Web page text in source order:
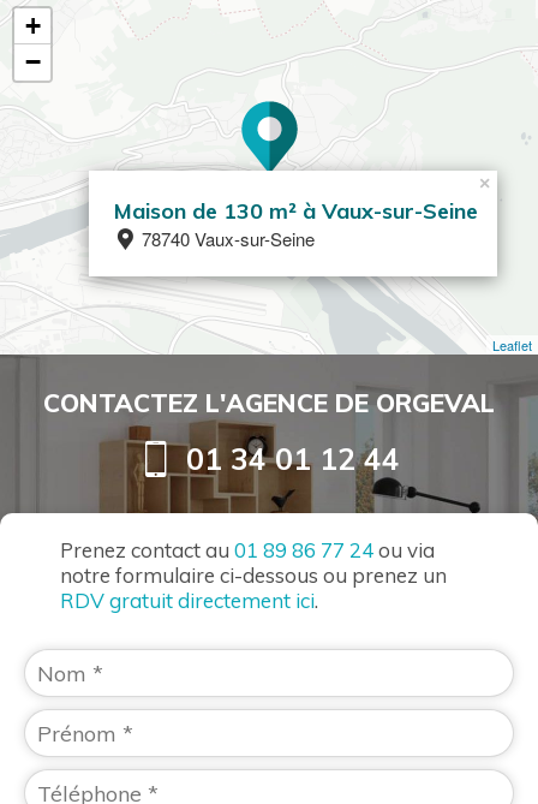
Maison de 130 m² à Vaux-sur-Seine
78740 Vaux-sur-Seine
×
+
−
Leaflet
CONTACTEZ L'AGENCE DE ORGEVAL
01 34 01 12 44
Prenez contact au 01 89 86 77 24ou via
notre formulaire ci-dessous ou prenez un
RDV gratuit directement ici.